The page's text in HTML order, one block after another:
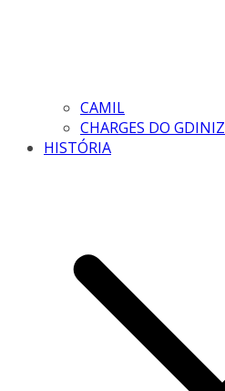
CAMIL
CHARGES DO GDINIZ
HISTÓRIA